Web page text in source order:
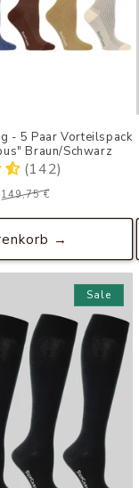
- 5 Paar Vorteilspack
Braun/Schwarz
(142)
Preis
149,75 €
→
Sale